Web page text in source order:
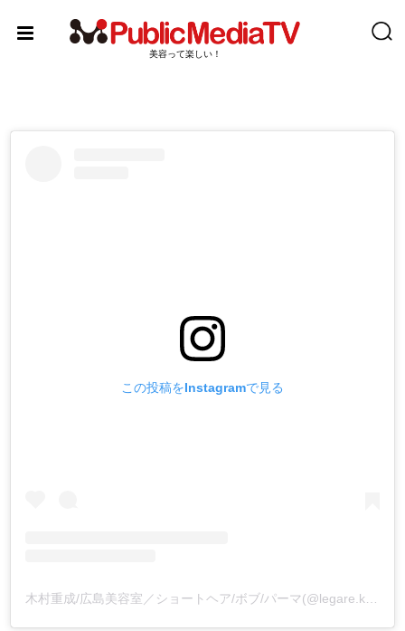
content
美容って楽しい！
この投稿をInstagramで見る